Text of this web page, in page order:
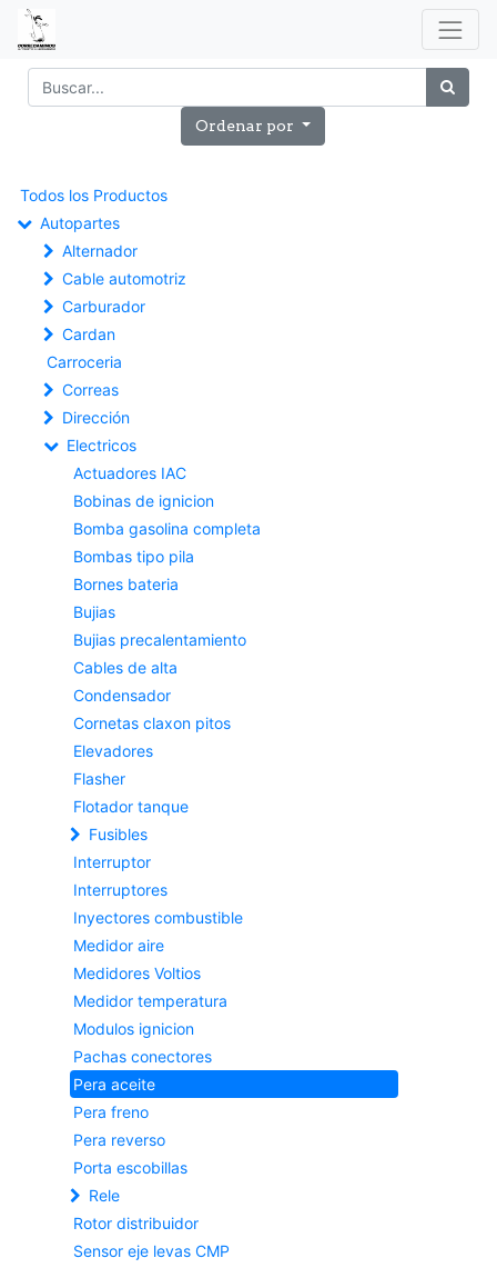
Ordenar por
Todos los Productos
Autopartes
Alternador
Cable automotriz
Carburador
Cardan
Carroceria
Correas
Dirección
Electricos
Actuadores IAC
Bobinas de ignicion
Bomba gasolina completa
Bombas tipo pila
Bornes bateria
Bujias
Bujias precalentamiento
Cables de alta
Condensador
Cornetas claxon pitos
Elevadores
Flasher
Flotador tanque
Fusibles
Interruptor
Interruptores
Inyectores combustible
Medidor aire
Medidores Voltios
Medidor temperatura
Modulos ignicion
Pachas conectores
Pera aceite
Pera freno
Pera reverso
Porta escobillas
Rele
Rotor distribuidor
Sensor eje levas CMP